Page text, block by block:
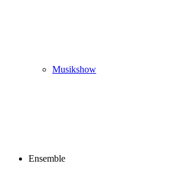
Musikshow
Ensemble